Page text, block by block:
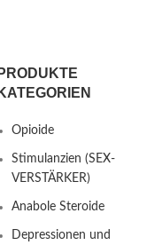
PRODUKTE
KATEGORIEN
Opioide
Stimulanzien (SEX-
VERSTÄRKER)
Anabole Steroide
Depressionen und